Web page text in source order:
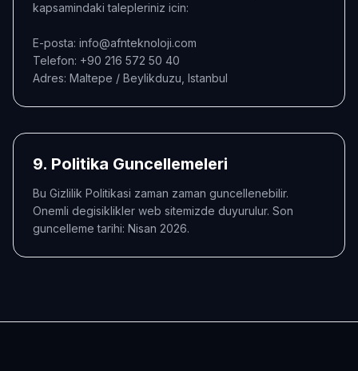
kapsamindaki talepleriniz icin:
E-posta: info@afnteknoloji.com
Telefon: +90 216 572 50 40
Adres: Maltepe / Beylikduzu, Istanbul
9. Politika Guncellemeleri
Bu Gizlilik Politikasi zaman zaman guncellenebilir.
Onemli degisiklikler web sitemizde duyurulur. Son
guncelleme tarihi: Nisan 2026.